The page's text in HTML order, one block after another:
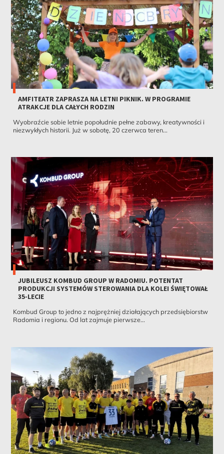
AMFITEATR ZAPRASZA NA LETNI PIKNIK. W PROGRAMIE
ATRAKCJE DLA CAŁYCH RODZIN
Wyobraźcie sobie letnie popołudnie pełne zabawy, kreatywności i
niezwykłych historii. Już w sobotę, 20 czerwca teren...
JUBILEUSZ KOMBUD GROUP W RADOMIU. POTENTAT
PRODUKCJI SYSTEMÓW STEROWANIA DLA KOLEI ŚWIĘTOWAŁ
35-LECIE
Kombud Group to jedno z najprężniej działających przedsiębiorstw
Radomia i regionu. Od lat zajmuje pierwsze...